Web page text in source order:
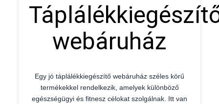
webáruház
Egy jó táplálékkiegészítő webáruház széles körű
termékekkel rendelkezik, amelyek különböző
egészségügyi és fitnesz célokat szolgálnak. Itt van